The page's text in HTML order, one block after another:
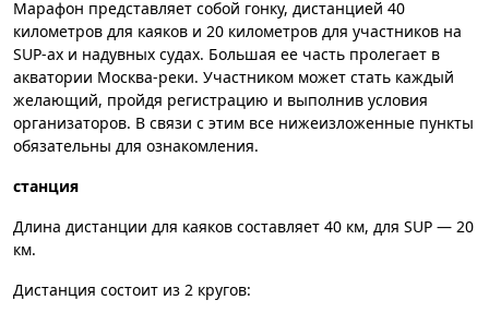
Марафон представляет собой гонку, дистанцией 40
километров для каяков и 20 километров для участников на
SUP-ах и надувных судах. Большая ее часть пролегает в
акватории Москва-реки. Участником может стать каждый
желающий, пройдя регистрацию и выполнив условия
организаторов. В связи с этим все нижеизложенные пункты
обязательны для ознакомления.
станция
Длина дистанции для каяков составляет 40 км, для SUP — 20
км.
Дистанция состоит из 2 кругов: